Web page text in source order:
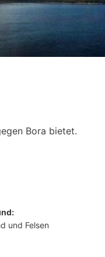
Bora bietet.
und Felsen